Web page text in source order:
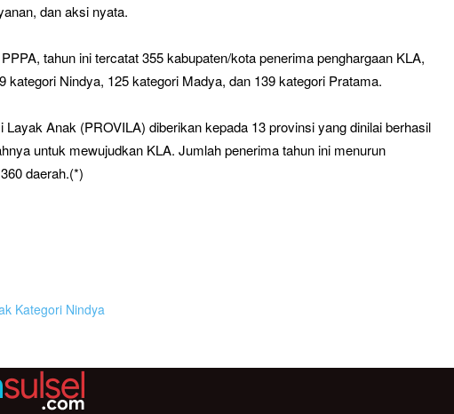
dan aksi nyata.
tahun ini tercatat 355 kabupaten/kota penerima penghargaan KLA,
kategori Nindya, 125 kategori Madya, dan 139 kategori Pratama.
Layak Anak (PROVILA) diberikan kepada 13 provinsi yang dinilai berhasil
untuk mewujudkan KLA. Jumlah penerima tahun ini menurun
daerah.(*)
Kategori Nindya